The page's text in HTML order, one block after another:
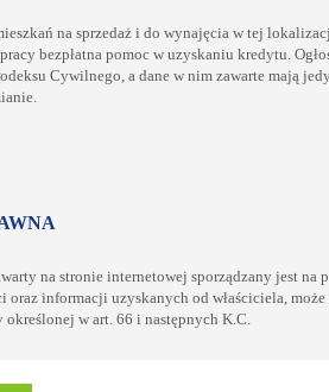
na sprzedaż i do wynajęcia w tej
bezpłatna pomoc w uzyskaniu kredytu.
Cywilnego, a dane w nim zawarte mają
na stronie internetowej sporządzany jest na
oraz informacji uzyskanych od właściciela,
określonej w art. 66 i następnych K.C.